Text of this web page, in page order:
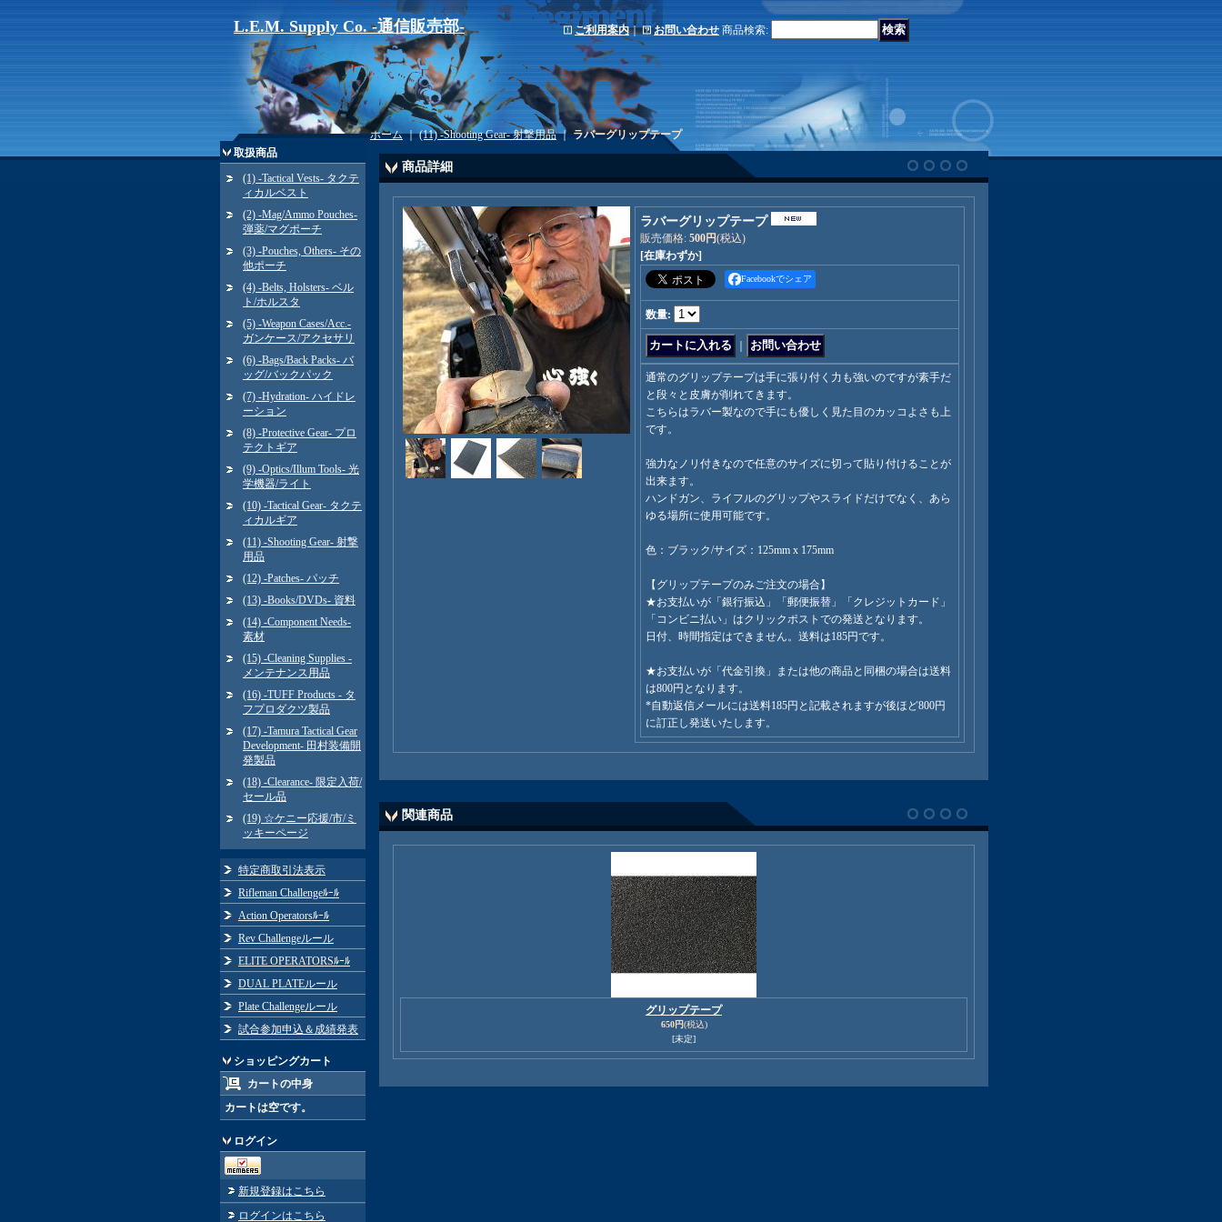
L.E.M. Supply Co. -通信販売部- ご利用案内｜ お問い合わせ 商品検索:
取扱商品
(1) -Tactical Vests- タクテ
ィカルベスト
(2) -Mag/Ammo Pouches-
弾薬/マグポーチ
(3) -Pouches, Others- その
他ポーチ
(4) -Belts, Holsters- ベル
ト/ホルスタ
(5) -Weapon Cases/Acc.-
ガンケース/アクセサリ
(6) -Bags/Back Packs- バ
ッグ/バックパック
(7) -Hydration- ハイドレ
ーション
(8) -Protective Gear- プロ
テクトギア
(9) -Optics/Illum Tools- 光
学機器/ライト
(10) -Tactical Gear- タクテ
ィカルギア
(11) -Shooting Gear- 射撃
用品
(12) -Patches- パッチ
(13) -Books/DVDs- 資料
(14) -Component Needs-
素材
(15) -Cleaning Supplies -
メンテナンス用品
(16) -TUFF Products - タ
フプロダクツ製品
(17) -Tamura Tactical Gear
Development- 田村装備開
発製品
(18) -Clearance- 限定入荷/
セール品
(19) ☆ケニー応援/市/ミ
ッキーページ
特定商取引法表示
Rifleman Challengeﾙｰﾙ
Action Operatorsﾙｰﾙ
Rev Challengeルール
ELITE OPERATORSﾙｰﾙ
DUAL PLATEルール
Plate Challengeルール
試合参加申込＆成績発表
ショッピングカート
カートの中身
カートは空です。
ログイン
新規登録はこちら
ログインはこちら
ホーム｜(11) -Shooting Gear- 射撃用品｜ラバーグリップテープ
商品詳細
ラバーグリップテープ
販売価格: 500円(税込)
[在庫わずか]
Facebookでシェア
数量:
通常のグリップテープは手に張り付く力も強いのですが素手だ
と段々と皮膚が削れてきます。
こちらはラバー製なので手にも優しく見た目のカッコよさも上
です。
強力なノリ付きなので任意のサイズに切って貼り付けることが
出来ます。
ハンドガン、ライフルのグリップやスライドだけでなく、あら
ゆる場所に使用可能です。
色：ブラック/サイズ：125mm x 175mm
【グリップテープのみご注文の場合】
★お支払いが「銀行振込」「郵便振替」「クレジットカード」
「コンビニ払い」はクリックポストでの発送となります。
日付、時間指定はできません。送料は185円です。
★お支払いが「代金引換」または他の商品と同梱の場合は送料
は800円となります。
*自動返信メールには送料185円と記載されますが後ほど800円
に訂正し発送いたします。
関連商品
グリップテープ
650円(税込)
[未定]